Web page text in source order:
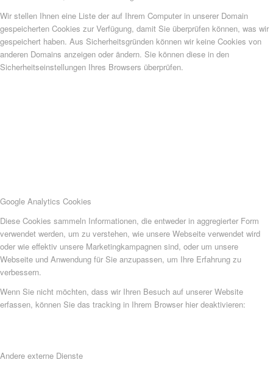
Wir stellen Ihnen eine Liste der auf Ihrem Computer in unserer Domain
gespeicherten Cookies zur Verfügung, damit Sie überprüfen können, was wir
gespeichert haben. Aus Sicherheitsgründen können wir keine Cookies von
anderen Domains anzeigen oder ändern. Sie können diese in den
Sicherheitseinstellungen Ihres Browsers überprüfen.
Google Analytics Cookies
Diese Cookies sammeln Informationen, die entweder in aggregierter Form
verwendet werden, um zu verstehen, wie unsere Webseite verwendet wird
oder wie effektiv unsere Marketingkampagnen sind, oder um unsere
Webseite und Anwendung für Sie anzupassen, um Ihre Erfahrung zu
verbessern.
Wenn Sie nicht möchten, dass wir Ihren Besuch auf unserer Website
erfassen, können Sie das tracking in Ihrem Browser hier deaktivieren:
Andere externe Dienste